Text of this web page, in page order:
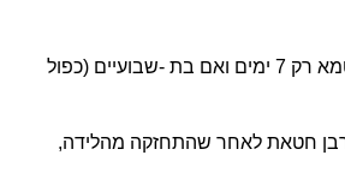
מדוע אם תלד בן תטמא רק 7 ימים ואם בת -שבועיים (כפול
חטאת לאחר שהתחזקה מהלידה,